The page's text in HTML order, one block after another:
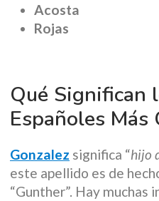
Acosta
Rojas
Qué Significan
Españoles Más
Gonzalez significa “hijo
este apellido es de
“Gunther”. Hay muchas